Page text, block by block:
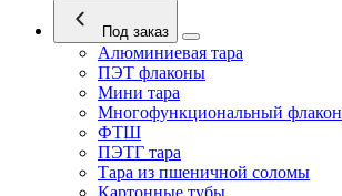
Под заказ
Алюминиевая тара
ПЭТ флаконы
Мини тара
Многофункциональный флакон
ФТШ
ПЭТГ тара
Тара из пшеничной соломы
Картонные тубы